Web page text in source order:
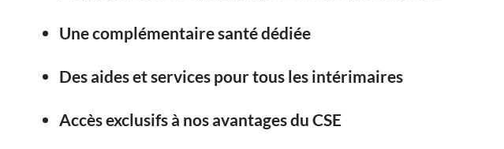
Une complémentaire santé dédiée
Des aides et services pour tous les intérimaires
Accès exclusifs à nos avantages du CSE